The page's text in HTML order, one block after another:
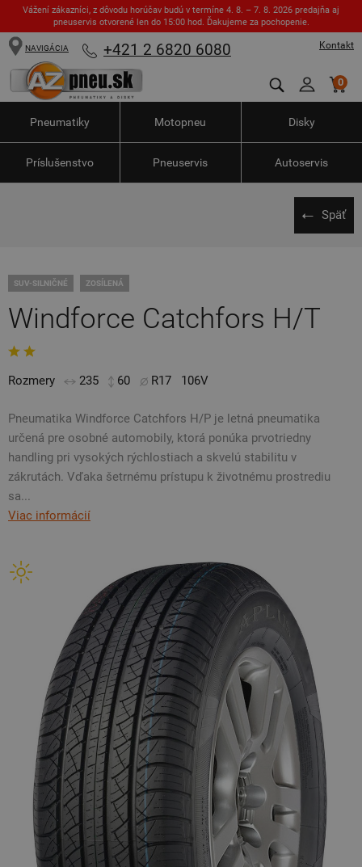
Vážení zákazníci, z dôvodu horúčav budú v termíne 4. 8. – 7. 8. 2026 predajňa aj
pneuservis otvorené len do 15:00 hod. Ďakujeme za pochopenie.
Kontakt
NAVIGÁCIA +421 2 6820 6080
0
Pneumatiky Motopneu Disky
Príslušenstvo Pneuservis Autoservis
Späť
SUV-SILNIČNÉ ZOSÍLENÁ
Windforce Catchfors H/T
Rozmery 235 60 R17 106V
Pneumatika Windforce Catchfors H/P je letná pneumatika
určená pre osobné automobily, ktorá ponúka prvotriedny
handling pri vysokých rýchlostiach a skvelú stabilitu v
zákrutách. Vďaka šetrnému prístupu k životnému prostrediu
sa...
Viac informácií